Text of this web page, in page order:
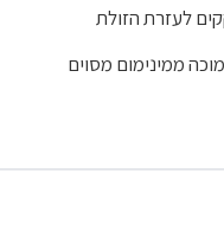
לעזרת הזולת
ממינימום מסוים